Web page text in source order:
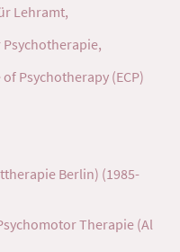
Lehramt,
Psychotherapy (ECP)
Berlin) (1985-
Therapie (Al